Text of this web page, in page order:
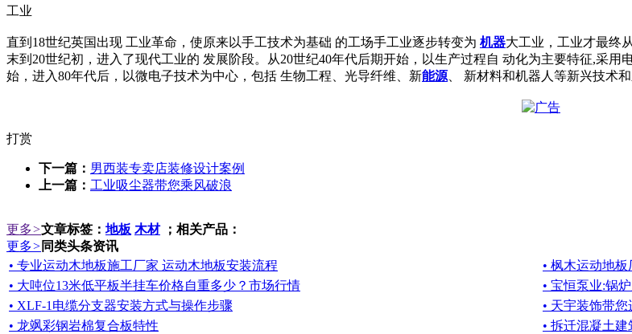
工业
直到18世纪英国出现 工业革命，使原来以手工技术为基础 的工场手工业逐步转变为 机器大工业，工业才最终
末到20世纪初，进入了现代工业的 发展阶段。从20世纪40年代后期开始，以生产过程自 动化为主要特征,采
始，进入80年代后，以微电子技术为中心，包括 生物工程、光导纤维、新能源 、 新材料和机器人等新兴技术
打赏
下一篇： 男西装专卖店装修设计案例
上一篇： 工业吸尘器带您乘风破浪
更多>文章标签： 地板 木材；相关产品：
更多> 同类头条资讯
• 专业运动木地板施工厂家 运动木地板安装流程
• 枫木运动地
• 大吨位13米低平板半挂车价格自重多少？市场行情
• 宝恒泵业:锅
• XLF-1电缆分支器安装方式与操作步骤
• 天宇装饰带
• 龙飒彩钢岩棉复合板特性
• 拆迁混凝土